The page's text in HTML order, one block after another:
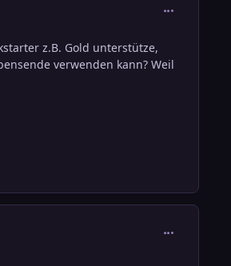
z.B. Gold unterstütze,
verwenden kann? Weil